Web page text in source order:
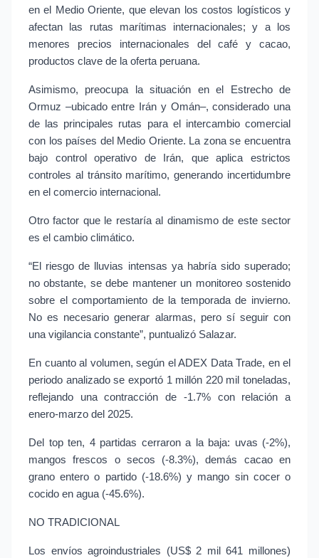
en el Medio Oriente, que elevan los costos logísticos y
afectan las rutas marítimas internacionales; y a los
menores precios internacionales del café y cacao,
productos clave de la oferta peruana.
Asimismo, preocupa la situación en el Estrecho de
Ormuz –ubicado entre Irán y Omán–, considerado una
de las principales rutas para el intercambio comercial
con los países del Medio Oriente. La zona se encuentra
bajo control operativo de Irán, que aplica estrictos
controles al tránsito marítimo, generando incertidumbre
en el comercio internacional.
Otro factor que le restaría al dinamismo de este sector
es el cambio climático.
“El riesgo de lluvias intensas ya habría sido superado;
no obstante, se debe mantener un monitoreo sostenido
sobre el comportamiento de la temporada de invierno.
No es necesario generar alarmas, pero sí seguir con
una vigilancia constante”, puntualizó Salazar.
En cuanto al volumen, según el ADEX Data Trade, en el
periodo analizado se exportó 1 millón 220 mil toneladas,
reflejando una contracción de -1.7% con relación a
enero-marzo del 2025.
Del top ten, 4 partidas cerraron a la baja: uvas (-2%),
mangos frescos o secos (-8.3%), demás cacao en
grano entero o partido (-18.6%) y mango sin cocer o
cocido en agua (-45.6%).
NO TRADICIONAL
Los envíos agroindustriales (US$ 2 mil 641 millones)